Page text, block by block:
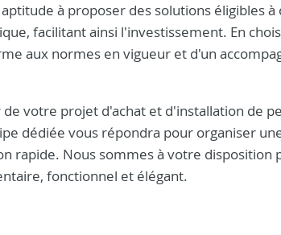
à proposer des solutions éligibles à
facilitant ainsi l'investissement. En
aux normes en vigueur et d'un
votre projet d'achat et d'installation de
dédiée vous répondra pour organiser
rapide. Nous sommes à votre
fonctionnel et élégant.